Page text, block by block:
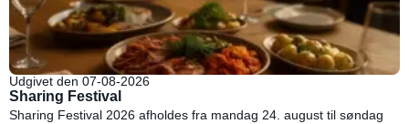
Udgivet den 07-08-2026
Sharing Festival
Sharing Festival 2026 afholdes fra mandag 24. august til søndag